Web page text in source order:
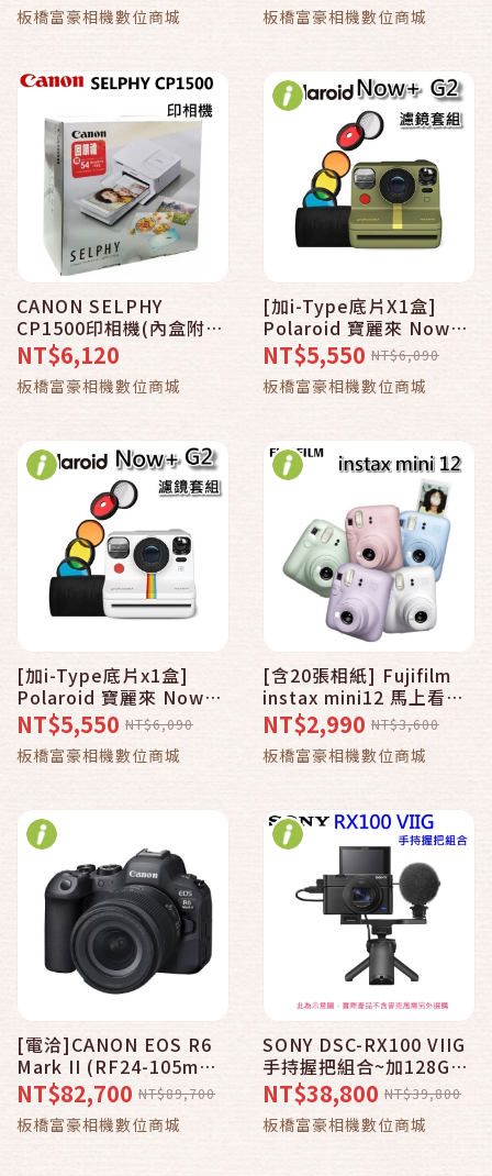
貨
板橋富豪相機數位商城 板橋富豪相機數位商城
CANON SELPHY
CP1500印相機(內盒附54
張相紙含墨盒)＋RP-108
相紙~台灣佳能公司貨
NT$6,120
板橋富豪相機數位商城
[加i-Type底片X1盒]
Polaroid 寶麗來 Now＋
G2拍立得相機 濾鏡套組-
森林綠(DN21)~公司貨
NT$5,550 NT$6,090
板橋富豪相機數位商城
[加i-Type底片x1盒]
Polaroid 寶麗來 Now＋
G2拍立得相機 濾鏡套組-
白色(DN20)~公司貨
NT$5,550 NT$6,090
板橋富豪相機數位商城
[含20張相紙] Fujifilm
instax mini12 馬上看相
機~恆昶公司貨
NT$2,990 NT$3,600
板橋富豪相機數位商城
[電洽]CANON EOS R6
Mark II (RF24-105mm
f/4-7.1 IS STM單鏡組)
＋128G記憶卡＋保護貼
＋背包~台灣佳能公司貨
NT$82,700 NT$89,700
板橋富豪相機數位商城
SONY DSC-RX100 VIIG
手持握把組合~加128G記
憶卡＋保護貼
NT$38,800 NT$39,800
板橋富豪相機數位商城